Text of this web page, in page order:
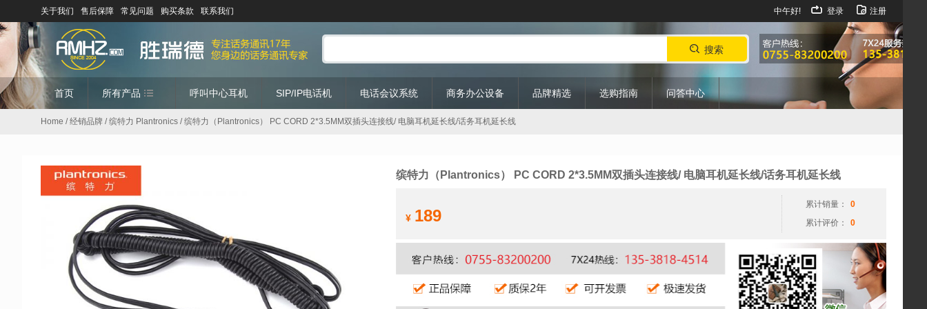
关于我们 售后保障 常见问题 购买条款 联系我们 中午好! 登录 注册
搜索
首页 所有产品 呼叫中心耳机 SIP/IP电话机 电话会议系统 商务办公设备 品牌精选 选购指南 问答中心
Home /经销品牌 /缤特力 Plantronics / 缤特力（Plantronics） PC CORD 2*3.5MM双插头连接线/ 电脑耳机延长线/话务耳机延长线
缤特力（Plantronics） PC CORD 2*3.5MM双插头连接线/ 电脑耳机延长线/话务耳机延长线
¥ 189
累计销量：
0
累计评价：
0